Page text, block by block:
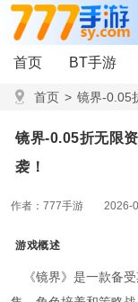
首页 BT手游
首页 > 镜界-0.05
镜界-0.05折无限
袭！
作者：777手游 2026-
游戏概述
《镜界》是一款备